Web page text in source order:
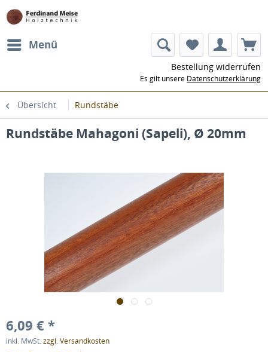
Menü
Bestellung widerrufen
Es gilt unsere Datenschutzerklärung
Übersicht Rundstäbe
Rundstäbe Mahagoni (Sapeli), Ø 20mm
6,09 € *
inkl. MwSt.zzgl. Versandkosten